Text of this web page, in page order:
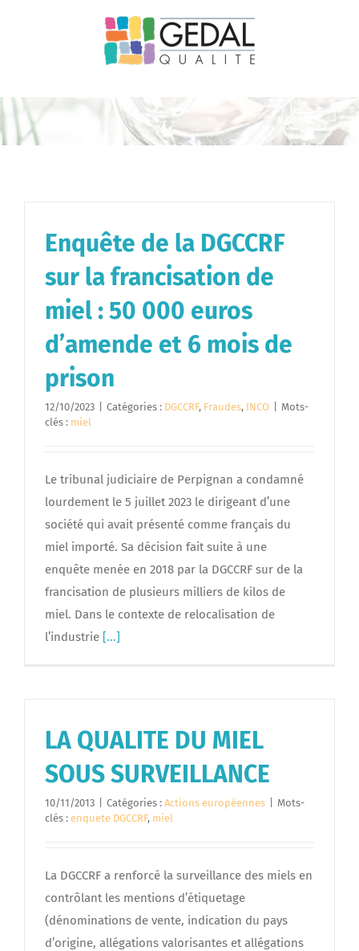
Enquête de la DGCCRF
sur la francisation de
miel : 50 000 euros
d’amende et 6 mois de
prison
12/10/2023 Catégories : DGCCRF, Fraudes, INCO
Mots-
clés : miel
Le tribunal judiciaire de Perpignan a condamné
lourdement le 5 juillet 2023 le dirigeant d’une
société qui avait présenté comme français du
miel importé. Sa décision fait suite à une
enquête menée en 2018 par la DGCCRF sur de la
francisation de plusieurs milliers de kilos de
miel. Dans le contexte de relocalisation de
l’industrie [...]
LA QUALITE DU MIEL
SOUS SURVEILLANCE
10/11/2013 Catégories : Actions européennes
Mots-
clés : enquete DGCCRF, miel
La DGCCRF a renforcé la surveillance des miels en
contrôlant les mentions d’étiquetage
(dénominations de vente, indication du pays
d’origine, allégations valorisantes et allégations